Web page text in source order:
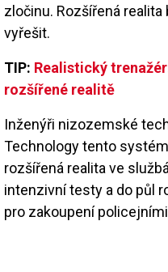
zločinu. Rozšířená
vyřešit.
TIP: Realistický
rozšířené realitě
Inženýři nizozemské
Technology tento
rozšířená realita ve
intenzivní testy a do půl
pro zakoupení